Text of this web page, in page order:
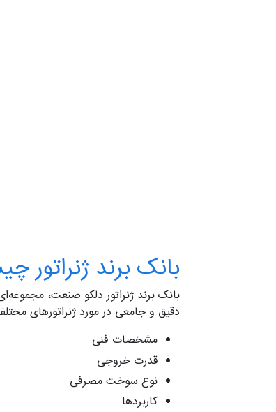
بانک برند ژنراتور
بانک برند ژنراتور دلکو صنعت،
دقیق و جامعی در مورد ژنراتورهای
مشخصات فنی
قدرت خروجی
نوع سوخت مصرفی
کاربردها